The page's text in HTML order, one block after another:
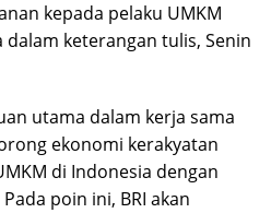
kepada pelaku UMKM
keterangan tulis, Senin
utama dalam kerja sama
ekonomi kerakyatan
di Indonesia dengan
poin ini, BRI akan